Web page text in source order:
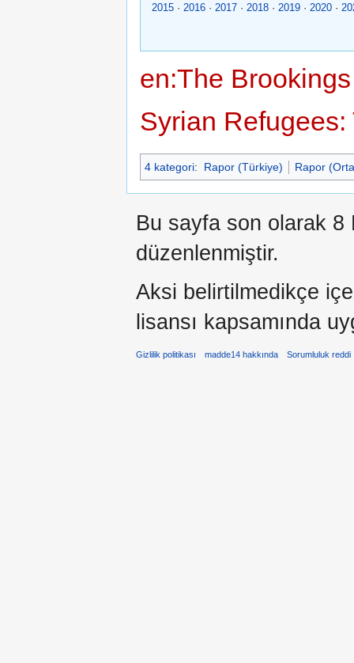
2015 · 2016 · 2017 · 2018 · 2019 · 2020 ·
en:The
Syrian
4 kategori: Rapor (Türkiye) Rapor
Bu sayfa son olarak
düzenlenmiştir.
Aksi belirtilmedikçe
lisansı kapsamında
Gizlilik politikası madde14 hakkında Sorumluluk reddi